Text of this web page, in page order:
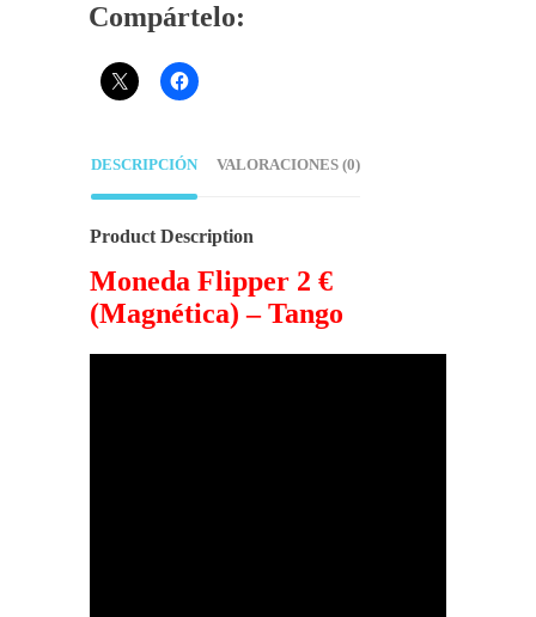
Compártelo:
DESCRIPCIÓN VALORACIONES (0)
Product Description
Moneda Flipper 2 €
(Magnética) – Tango